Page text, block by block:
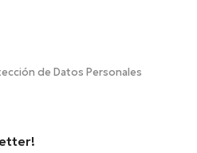
de Datos Personales